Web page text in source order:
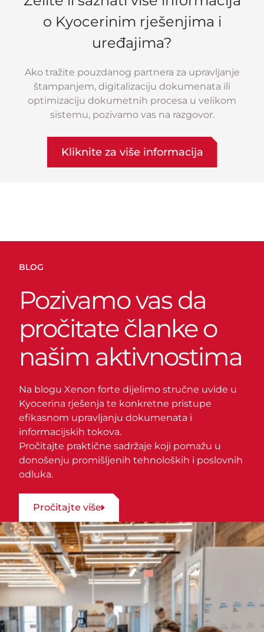
o Kyocerinim rješenjima i
uređajima?
Ako tražite pouzdanog partnera za upravljanje
štampanjem, digitalizaciju dokumenata ili
optimizaciju dokumetnih procesa u velikom
sistemu, pozivamo vas na razgovor.
Kliknite za više informacija
BLOG
Pozivamo vas da
pročitate članke o
našim aktivnostima
Na blogu Xenon forte dijelimo stručne uvide u
Kyocerina rješenja te konkretne pristupe
efikasnom upravljanju dokumenata i
informacijskih tokova.
Pročitajte praktične sadržaje koji pomažu u
donošenju promišljenih tehnoloških i poslovnih
odluka.
Pročitajte više